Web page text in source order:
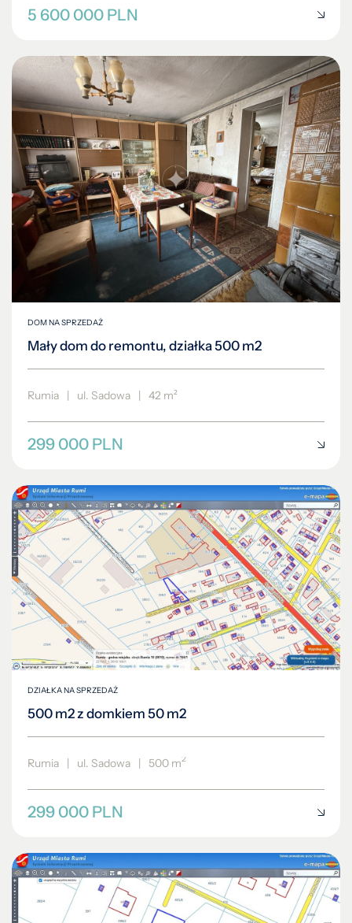
5 600 000 PLN
DOM NA SPRZEDAŻ
Mały dom do remontu, działka 500 m2
Rumia | ul. Sadowa | 42 m²
299 000 PLN
DZIAŁKA NA SPRZEDAŻ
500 m2 z domkiem 50 m2
Rumia | ul. Sadowa | 500 m2
299 000 PLN